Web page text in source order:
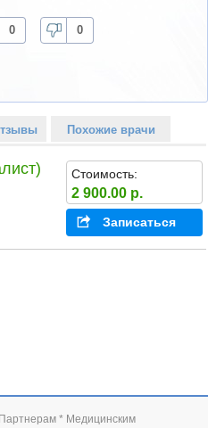
0 0
Похожие врачи
Стоимость:
2 900.00 р.
Записаться
Партнерам * Медицинским